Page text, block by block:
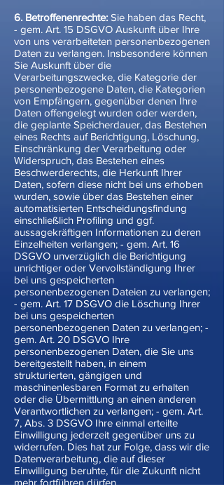
6. Betroffenenrechte: Sie haben das Recht,
- gem. Art. 15 DSGVO Auskunft über Ihre
von uns verarbeiteten personenbezogenen
Daten zu verlangen. Insbesondere können
Sie Auskunft über die
Verarbeitungszwecke, die Kategorie der
personenbezogene Daten, die Kategorien
von Empfängern, gegenüber denen Ihre
Daten offengelegt wurden oder werden,
die geplante Speicherdauer, das Bestehen
eines Rechts auf Berichtigung, Löschung,
Einschränkung der Verarbeitung oder
Widerspruch, das Bestehen eines
Beschwerderechts, die Herkunft Ihrer
Daten, sofern diese nicht bei uns erhoben
wurden, sowie über das Bestehen einer
automatisierten Entscheidungsfindung
einschließlich Profiling und ggf.
aussagekräftigen Informationen zu deren
Einzelheiten verlangen; - gem. Art. 16
DSGVO unverzüglich die Berichtigung
unrichtiger oder Vervollständigung Ihrer
bei uns gespeicherten
personenbezogenen Dateien zu verlangen;
- gem. Art. 17 DSGVO die Löschung Ihrer
bei uns gespeicherten
personenbezogenen Daten zu verlangen; -
gem. Art. 20 DSGVO Ihre
personenbezogenen Daten, die Sie uns
bereitgestellt haben, in einem
strukturierten, gängigen und
maschinenlesbaren Format zu erhalten
oder die Übermittlung an einen anderen
Verantwortlichen zu verlangen; - gem. Art.
7, Abs. 3 DSGVO Ihre einmal erteilte
Einwilligung jederzeit gegenüber uns zu
widerrufen. Dies hat zur Folge, dass wir die
Datenverarbeitung, die auf dieser
Einwilligung beruhte, für die Zukunft nicht
mehr fortführen dürfen.